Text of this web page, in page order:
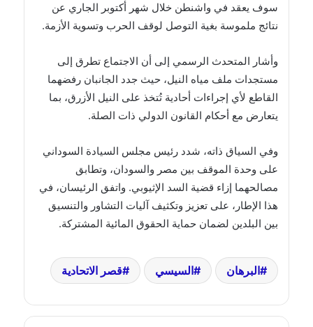
سوف يعقد في واشنطن خلال شهر أكتوبر الجاري عن
نتائج ملموسة بغية التوصل لوقف الحرب وتسوية الأزمة.
وأشار المتحدث الرسمي إلى أن الاجتماع تطرق إلى
مستجدات ملف مياه النيل، حيث جدد الجانبان رفضهما
القاطع لأي إجراءات أحادية تُتخذ على النيل الأزرق، بما
يتعارض مع أحكام القانون الدولي ذات الصلة.
وفي السياق ذاته، شدد رئيس مجلس السيادة السوداني
على وحدة الموقف بين مصر والسودان، وتطابق
مصالحهما إزاء قضية السد الإثيوبي. واتفق الرئيسان، في
هذا الإطار، على تعزيز وتكثيف آليات التشاور والتنسيق
بين البلدين لضمان حماية الحقوق المائية المشتركة.
البرهان السيسي قصر الاتحادية